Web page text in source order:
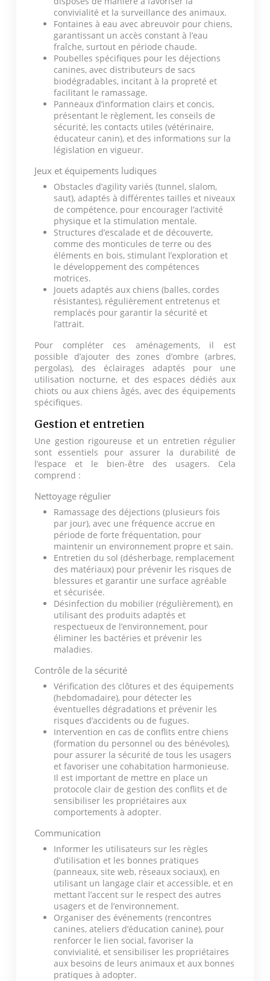
convivialité et la surveillance des animaux.
Fontaines à eau avec abreuvoir pour chiens,
garantissant un accès constant à l’eau
fraîche, surtout en période chaude.
Poubelles spécifiques pour les déjections
canines, avec distributeurs de sacs
biodégradables, incitant à la propreté et
facilitant le ramassage.
Panneaux d’information clairs et concis,
présentant le règlement, les conseils de
sécurité, les contacts utiles (vétérinaire,
éducateur canin), et des informations sur la
législation en vigueur.
Jeux et équipements ludiques
Obstacles d’agility variés (tunnel, slalom,
saut), adaptés à différentes tailles et niveaux
de compétence, pour encourager l’activité
physique et la stimulation mentale.
Structures d’escalade et de découverte,
comme des monticules de terre ou des
éléments en bois, stimulant l’exploration et
le développement des compétences
motrices.
Jouets adaptés aux chiens (balles, cordes
résistantes), régulièrement entretenus et
remplacés pour garantir la sécurité et
l’attrait.
Pour compléter ces aménagements, il est
possible d’ajouter des zones d’ombre (arbres,
pergolas), des éclairages adaptés pour une
utilisation nocturne, et des espaces dédiés aux
chiots ou aux chiens âgés, avec des équipements
spécifiques.
Gestion et entretien
Une gestion rigoureuse et un entretien régulier
sont essentiels pour assurer la durabilité de
l’espace et le bien-être des usagers. Cela
comprend :
Nettoyage régulier
Ramassage des déjections (plusieurs fois
par jour), avec une fréquence accrue en
période de forte fréquentation, pour
maintenir un environnement propre et sain.
Entretien du sol (désherbage, remplacement
des matériaux) pour prévenir les risques de
blessures et garantir une surface agréable
et sécurisée.
Désinfection du mobilier (régulièrement), en
utilisant des produits adaptés et
respectueux de l’environnement, pour
éliminer les bactéries et prévenir les
maladies.
Contrôle de la sécurité
Vérification des clôtures et des équipements
(hebdomadaire), pour détecter les
éventuelles dégradations et prévenir les
risques d’accidents ou de fugues.
Intervention en cas de conflits entre chiens
(formation du personnel ou des bénévoles),
pour assurer la sécurité de tous les usagers
et favoriser une cohabitation harmonieuse.
Il est important de mettre en place un
protocole clair de gestion des conflits et de
sensibiliser les propriétaires aux
comportements à adopter.
Communication
Informer les utilisateurs sur les règles
d’utilisation et les bonnes pratiques
(panneaux, site web, réseaux sociaux), en
utilisant un langage clair et accessible, et en
mettant l’accent sur le respect des autres
usagers et de l’environnement.
Organiser des événements (rencontres
canines, ateliers d’éducation canine), pour
renforcer le lien social, favoriser la
convivialité, et sensibiliser les propriétaires
aux besoins de leurs animaux et aux bonnes
pratiques à adopter.